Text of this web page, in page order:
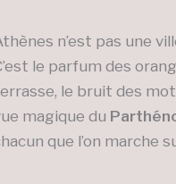
n’est pas une
le parfum des
le bruit des
magique du
que l’on marche